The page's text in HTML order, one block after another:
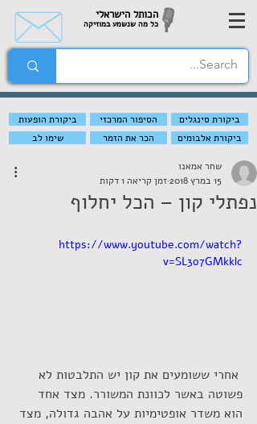
הכותל הישראלי
כל מה שנשמע במוזיקה
ביקורת הופעות הסיפור המרכזי
ביקורת סינגלים
שימו לב
הכר את הזמר ביקורת אלבומים
נפתלי קון – הכל יחלוף
שחר אמאנו
15 במרץ 2018
זמן קריאה 1 דקות
https://www.youtube.com/watch?
v=SL3o7GMkklc
אחרי ששומעים את קון יש התלבטות לא
פשוטה באשר לכוונת המשורר. מצד אחד
הוא משדר אופטימיות על אהבה גדולה, מצד